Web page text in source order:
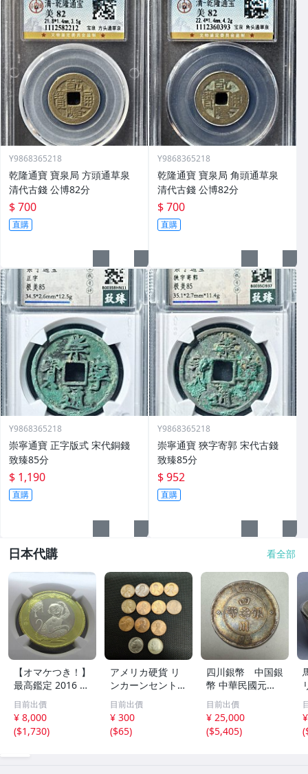
Y9868365218
乾隆通寶 寶泉局 方頭通草泉
清代古錢 公博82分
$ 700
直購
Y9868365218
乾隆通寶 寶泉局 角頭通草泉
清代古錢 公博82分
$ 700
直購
Y9868365218
崇寧通寶 正字版式 宋代銅錢
致臻85分
$ 1,190
直購
Y9868365218
崇寧通寶 狹字寄郭 宋代古錢
致臻85分
$ 952
直購
日本代購 看全部
【オマケつき！】
最高鑑定 2016 中
国 10元 申年 猿
バイメタル NGC
MS69PL プルーフ
ライク 初期発行
目前出價
¥ 8,000
($1,730)
アメリカ硬貨 リ
ンカーンセント
他13枚セット 外
国コイン 古銭 コ
レクション
目前出價
¥ 300
($65)
四川銀幣 中国銀
幣 中華民國元年
軍政府造 壹圓 古
銭 銀貨 アンティ
ーク
目前出價
¥ 25,000
($5,405)
(